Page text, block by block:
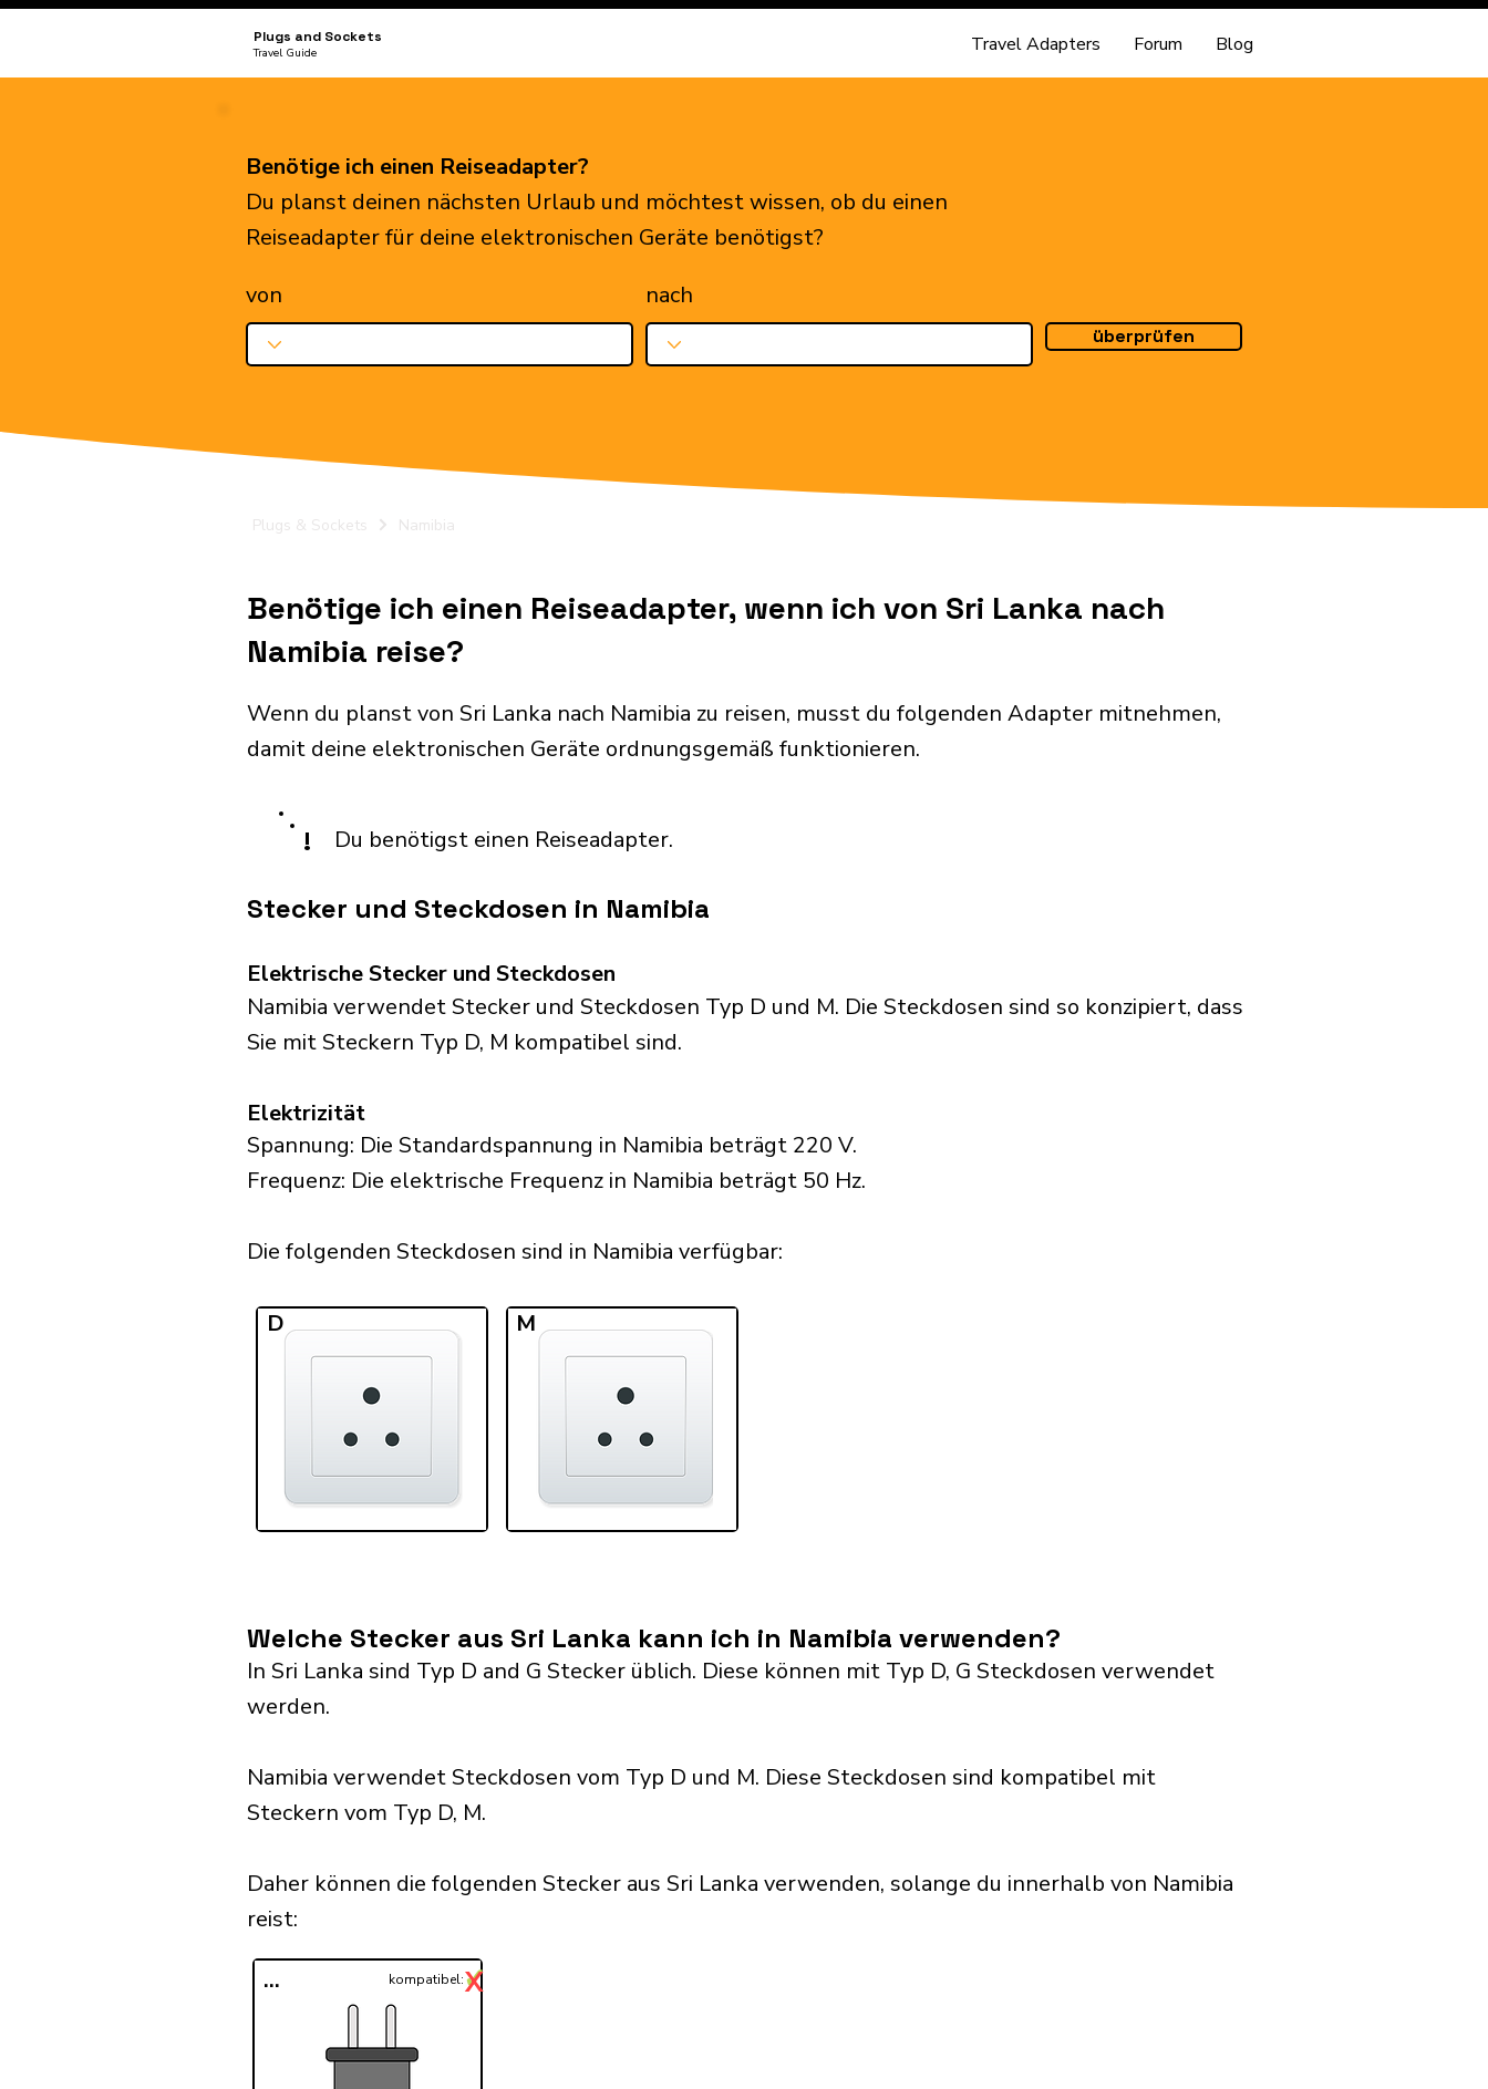
Plugs and Sockets
Travel Guide Travel Adapters Forum Blog
Benötige ich einen Reiseadapter?
Du planst deinen nächsten Urlaub und möchtest wissen, ob du einen
Reiseadapter für deine elektronischen Geräte benötigst?
von
nach
überprüfen
Plugs & Sockets Namibia
Benötige ich einen Reiseadapter, wenn ich von Sri Lanka nach
Namibia reise?
Wenn du planst von Sri Lanka nach Namibia zu reisen, musst du folgenden Adapter mitnehmen,
damit deine elektronischen Geräte ordnungsgemäß funktionieren.
! Du benötigst einen Reiseadapter.
Stecker und Steckdosen in Namibia
Elektrische Stecker und Steckdosen
Namibia verwendet Stecker und Steckdosen Typ D und M. Die Steckdosen sind so konzipiert, dass
Sie mit Steckern Typ D, M kompatibel sind.
Elektrizität
Spannung: Die Standardspannung in Namibia beträgt 220 V.
Frequenz: Die elektrische Frequenz in Namibia beträgt 50 Hz.
Die folgenden Steckdosen sind in Namibia verfügbar:​
D M
Welche Stecker aus Sri Lanka kann ich in Namibia verwenden?
In Sri Lanka sind Typ D and G Stecker üblich. Diese können mit Typ D, G Steckdosen verwendet
werden.
Namibia verwendet Steckdosen vom Typ D und M. Diese Steckdosen sind kompatibel mit
Steckern vom Typ D, M.
Daher können die folgenden Stecker aus Sri Lanka verwenden, solange du innerhalb von Namibia
reist:​
... ✓
kompatibel:X